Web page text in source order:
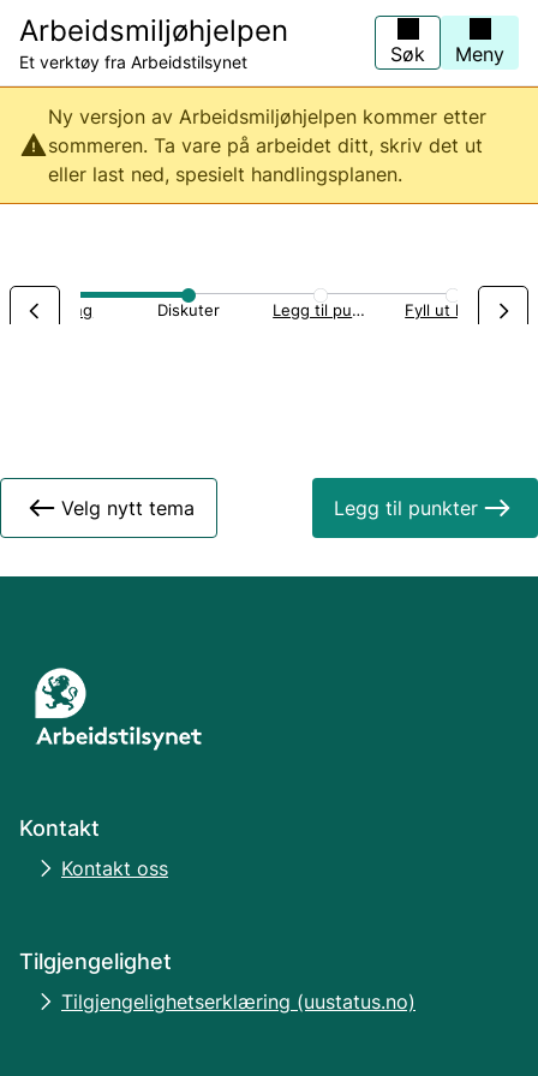
hovedinnhold
Arbeidsmiljøhjelpen
Et verktøy fra Arbeidstilsynet Søk Meny
Ny versjon av Arbeidsmiljøhjelpen kommer etter
sommeren. Ta vare på arbeidet ditt, skriv det ut
eller last ned, spesielt handlingsplanen.
Servering Diskuter Legg til punkter
Velg nytt tema Legg til punkter
Kontakt
Kontakt oss
Tilgjengelighet
Tilgjengelighetserklæring (uustatus.no)